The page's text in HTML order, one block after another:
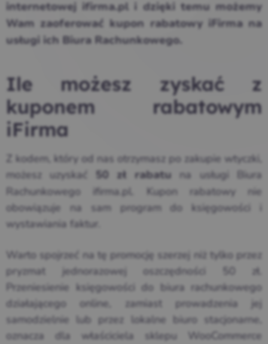
internetowej ifirma.pl i dzięki temu możemy
Wam zaoferować kupon rabatowy iFirma na
usługi ich Biura Rachunkowego.
Ile możesz zyskać z
kuponem rabatowym
iFirma
Z kodem, który od nas otrzymasz po zakupie wtyczki,
możesz uzyskać
50 zł rabatu
na usługi Biura
Rachunkowego ifirma.pl. Kupon rabatowy nie
obowiązuje na sam program do księgowości i
wystawiania faktur.
Warto spojrzeć na tę promocję szerzej niż tylko przez
pryzmat jednorazowej oszczędności 50 zł.
Przeniesienie księgowości do biura rachunkowego
działającego online, zamiast prowadzenia jej
samodzielnie lub przez lokalne biuro stacjonarne,
oznacza dla właściciela sklepu WooCommerce